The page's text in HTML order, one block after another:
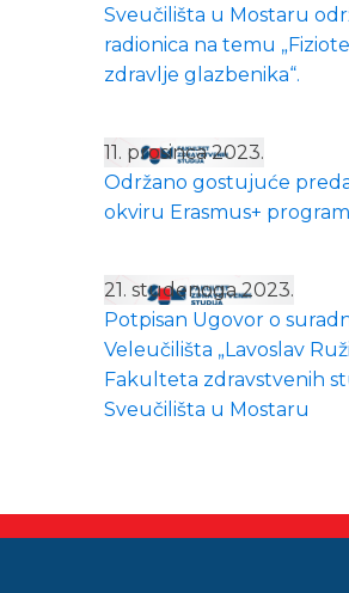
Sveučilišta u Mostaru
radionica na temu
zdravlje glazbenika“.
11. prosinca 2023.
Održano gostujuće
okviru Erasmus+
21. studenoga 2023.
Potpisan Ugovor o
Veleučilišta „Lavoslav
Fakulteta zdravstvenih
Sveučilišta u Mostaru